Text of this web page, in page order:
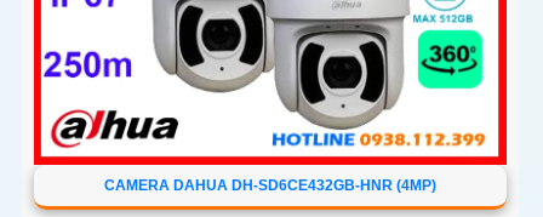
CAMERA DAHUA DH-SD6CE432GB-HNR (4MP)